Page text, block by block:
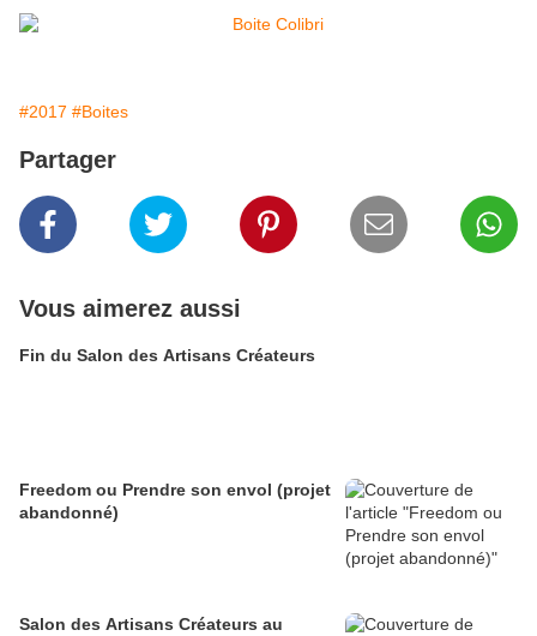
#2017 #Boites
Partager
Vous aimerez aussi
Fin du Salon des Artisans Créateurs
Freedom ou Prendre son envol (projet
abandonné)
Salon des Artisans Créateurs au